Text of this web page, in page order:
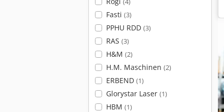
(4)
Fasti (3)
PPHU RDD (3)
RAS (3)
H&M (2)
H.M. Maschinen (2)
ERBEND (1)
Glorystar Laser (1)
HBM (1)